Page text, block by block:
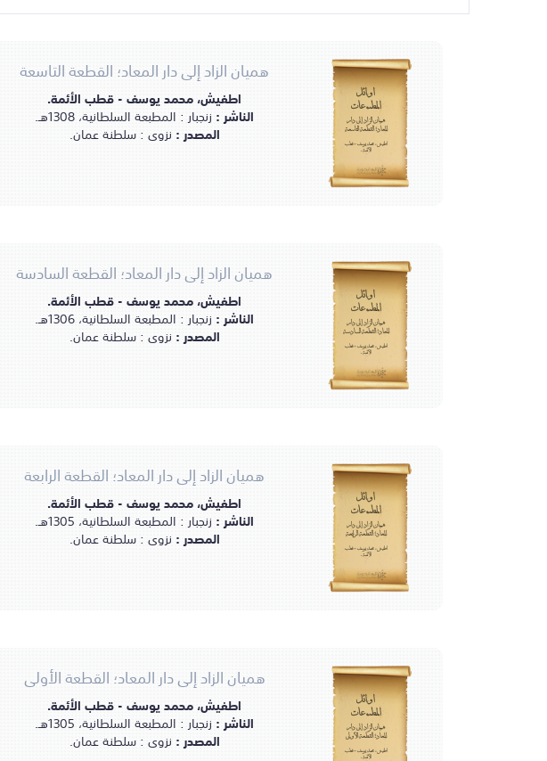
أوائل
المطبوعات
هميان الزاد إلى دار
المعاد؛ القطعة التاسعة
اطفيش، محمد يوسف - قطب
الأئمة.
هميان الزاد إلى دار المعاد؛ القطعة التاسعة
اطفيش، محمد يوسف - قطب الأئمة.
الناشر : زنجبار : المطبعة السلطانية، 1308هـ.
المصدر : نزوى : سلطنة عمان.
أوائل
المطبوعات
هميان الزاد إلى دار
المعاد؛ القطعة السادسة
اطفيش، محمد يوسف - قطب
الأئمة.
هميان الزاد إلى دار المعاد؛ القطعة السادسة
اطفيش، محمد يوسف - قطب الأئمة.
الناشر : زنجبار : المطبعة السلطانية، 1306هـ.
المصدر : نزوى : سلطنة عمان.
أوائل
المطبوعات
هميان الزاد إلى دار
المعاد؛ القطعة الرابعة
اطفيش، محمد يوسف - قطب
الأئمة.
هميان الزاد إلى دار المعاد؛ القطعة الرابعة
اطفيش، محمد يوسف - قطب الأئمة.
الناشر : زنجبار : المطبعة السلطانية، 1305هـ.
المصدر : نزوى : سلطنة عمان.
أوائل
المطبوعات
هميان الزاد إلى دار
المعاد؛ القطعة الأولى
اطفيش، محمد يوسف - قطب
الأئمة.
هميان الزاد إلى دار المعاد؛ القطعة الأولى
اطفيش، محمد يوسف - قطب الأئمة.
الناشر : زنجبار : المطبعة السلطانية، 1305هـ.
المصدر : نزوى : سلطنة عمان.